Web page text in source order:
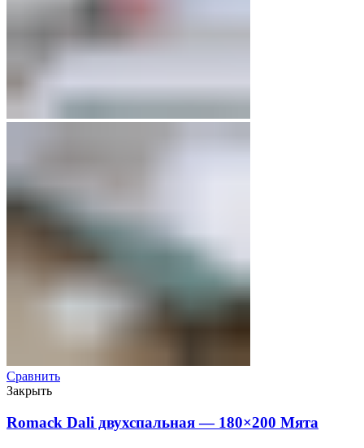
Сравнить
Закрыть
Romack Dali двухспальная — 180×200 Мята